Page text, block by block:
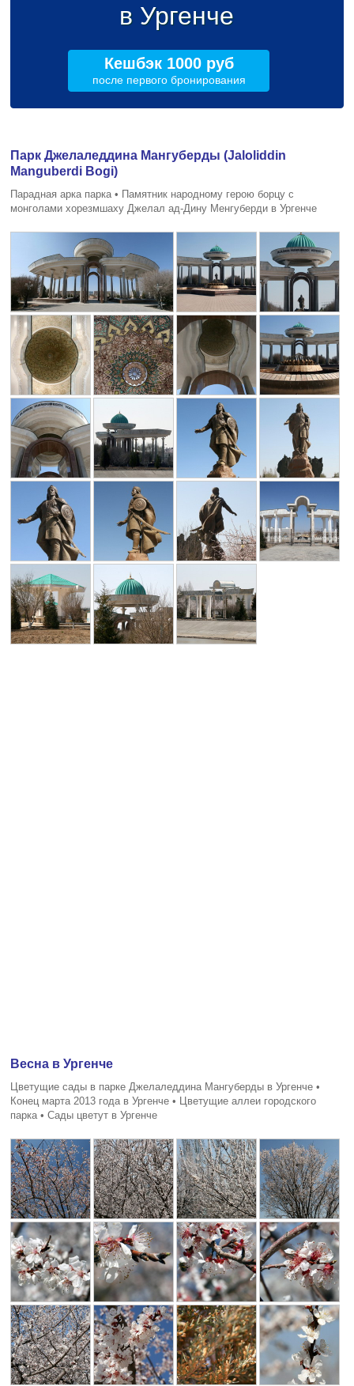
в Ургенче
Кешбэк 1000 руб
после первого бронирования
Парк Джелаледдина Мангуберды (Jaloliddin
Manguberdi Bogi)
Парадная арка парка • Памятник народному герою борцу с
монголами хорезмшаху Джелал ад-Дину Менгуберди в Ургенче
Весна в Ургенче
Цветущие сады в парке Джелаледдина Мангуберды в Ургенче •
Конец марта 2013 года в Ургенче • Цветущие аллеи городского
парка • Сады цветут в Ургенче